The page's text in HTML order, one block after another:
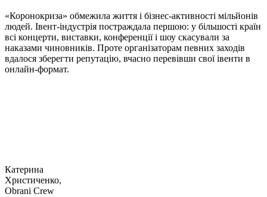
«Коронокриза» обмежила життя і бізнес-активності мільйонів
людей. Івент-індустрія постраждала першою: у більшості країн
всі концерти, виставки, конференції і шоу скасували за
наказами чиновників. Проте організаторам певних заходів
вдалося зберегти репутацію, вчасно перевівши свої івенти в
онлайн-формат.
Катерина
Христиченко,
Obrani Crew